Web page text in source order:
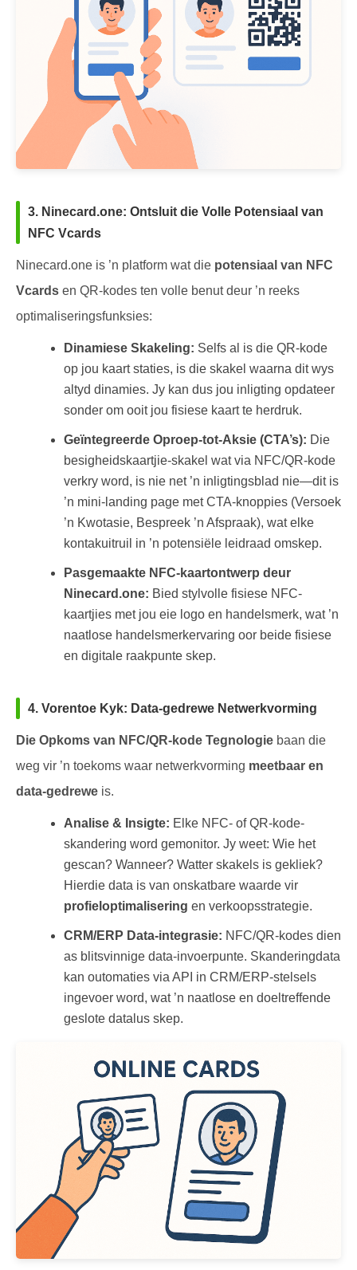
3. Ninecard.one: Ontsluit die Volle Potensiaal van
NFC Vcards
Ninecard.one is ’n platform wat die potensiaal van NFC
Vcards en QR-kodes ten volle benut deur ’n reeks
optimaliseringsfunksies:
Dinamiese Skakeling: Selfs al is die QR-kode
op jou kaart staties, is die skakel waarna dit wys
altyd dinamies. Jy kan dus jou inligting opdateer
sonder om ooit jou fisiese kaart te herdruk.
Geïntegreerde Oproep-tot-Aksie (CTA’s): Die
besigheidskaartjie-skakel wat via NFC/QR-kode
verkry word, is nie net ’n inligtingsblad nie—dit is
’n mini-landing page met CTA-knoppies (Versoek
’n Kwotasie, Bespreek ’n Afspraak), wat elke
kontakuitruil in ’n potensiële leidraad omskep.
Pasgemaakte NFC-kaartontwerp deur
Ninecard.one: Bied stylvolle fisiese NFC-
kaartjies met jou eie logo en handelsmerk, wat ’n
naatlose handelsmerkervaring oor beide fisiese
en digitale raakpunte skep.
4. Vorentoe Kyk: Data-gedrewe Netwerkvorming
Die Opkoms van NFC/QR-kode Tegnologie baan die
weg vir ’n toekoms waar netwerkvorming meetbaar en
data-gedrewe is.
Analise & Insigte: Elke NFC- of QR-kode-
skandering word gemonitor. Jy weet: Wie het
gescan? Wanneer? Watter skakels is gekliek?
Hierdie data is van onskatbare waarde vir
profieloptimalisering en verkoopsstrategie.
CRM/ERP Data-integrasie: NFC/QR-kodes dien
as blitsvinnige data-invoerpunte. Skanderingdata
kan outomaties via API in CRM/ERP-stelsels
ingevoer word, wat ’n naatlose en doeltreffende
geslote datalus skep.